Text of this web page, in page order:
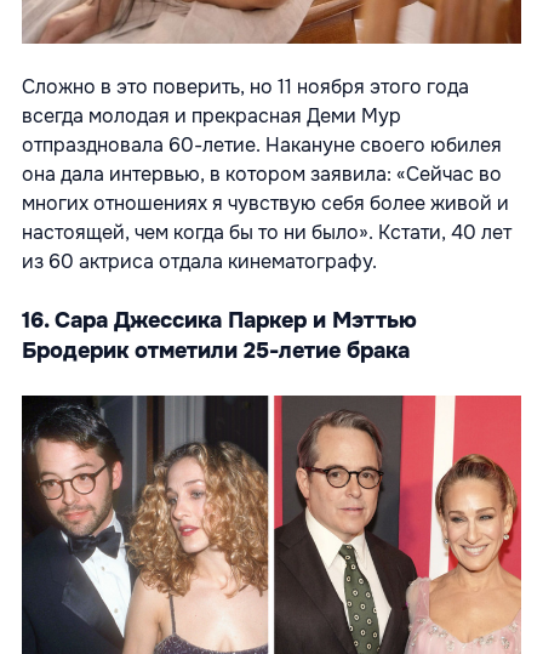
Сложно в это поверить, но 11 ноября этого года
всегда молодая и прекрасная Деми Мур
отпраздновала 60-летие. Накануне своего юбилея
она дала интервью, в котором заявила: «Сейчас во
многих отношениях я чувствую себя более живой и
настоящей, чем когда бы то ни было». Кстати, 40 лет
из 60 актриса отдала кинематографу.
16. Сара Джессика Паркер и Мэттью
Бродерик отметили 25-летие брака